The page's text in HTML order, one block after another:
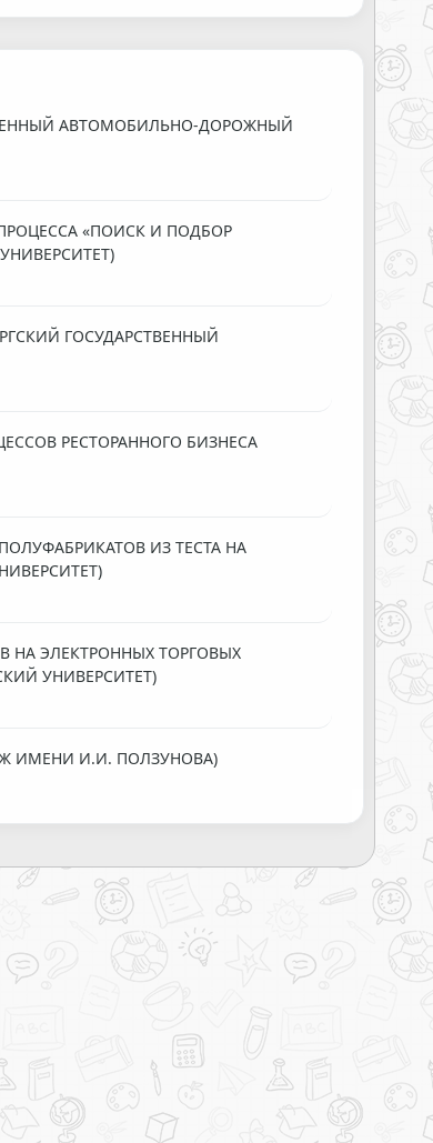
АВТОМОБИЛЬНО-ДОРОЖНЫЙ
«ПОИСК И ПОДБОР
ГОСУДАРСТВЕННЫЙ
РЕСТОРАННОГО БИЗНЕСА
ИЗ ТЕСТА НА
НА ЭЛЕКТРОННЫХ ТОРГОВЫХ
УНИВЕРСИТЕТ)
ИМЕНИ И.И. ПОЛЗУНОВА)